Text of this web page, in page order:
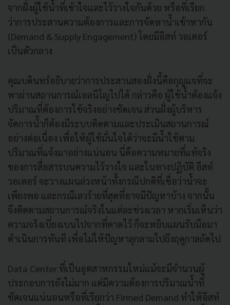
จากฝั่งผู้ใช้น้ำที่เข้าใจและไว้วางใจกันด้วย หรือที่เรียก
ว่าการประสานความต้องการและการจัดหาน้ำเข้าหากัน
(Demand & Supply Engagement) โดยมีอีสท์ วอเตอร์
เป็นตัวกลาง
คุณบดินทร์อธิบายว่าการประสานสองฝั่งนี้คือกุญแจที่จะ
พาผ่านสถานการณ์เอลนีโญไปได้ กล่าวคือ ผู้ใช้น้ำต้องแจ้ง
ปริมาณที่ต้องการใช้จริงอย่างชัดเจน ส่วนฝั่งผู้บริหาร
จัดการน้ำก็ต้องมีระบบติดตามและประเมินสถานการณ์
อย่างต่อเนื่อง เพื่อให้ผู้ใช้มั่นใจได้ว่าจะมีน้ำใช้ตาม
ปริมาณที่แจ้งมาอย่างแน่นอน นี่คือความหมายที่แท้จริง
ของการสื่อสารบนความไว้วางใจ และในทางปฏิบัติ อีสท์
วอเตอร์ จะวางแผนล่วงหน้าทั้งกรณีปกติที่เชื่อว่าน้ำจะ
เพียงพอ และกรณีเลวร้ายที่สุดที่อาจมีปัญหาบ้าง จากนั้น
จึงติดตามสถานการณ์จริงในแต่ละช่วงเวลา หากเริ่มเห็นว่า
ความจริงเบี่ยงเบนไปจากที่คาดไว้ ก็จะหยิบแผนรับมือมา
ดำเนินการทันที เพื่อไม่ให้ปัญหาลุกลามไปถึงฤดูกาลถัดไป
Data Center ที่เป็นอุตสาหกรรมใหม่แม้จะมีจำนวนผู้
ประกอบการยังไม่มาก แต่มีความต้องการปริมาณน้ำที่
ชัดเจนแน่นอนหรือที่เรียกว่า Firmed Demand ทำให้อีสท์